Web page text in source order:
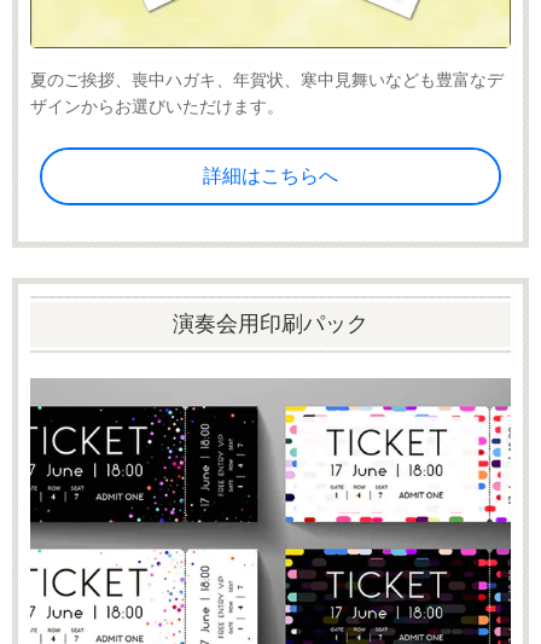
夏のご挨拶、喪中ハガキ、年賀状、寒中見舞いなども豊富なデ
ザインからお選びいただけます。
詳細はこちらへ
演奏会用印刷パック